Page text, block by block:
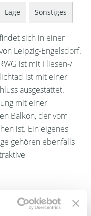
Lage Sonstiges
sich in einer
Leipzig-Engelsdorf.
ist mit Fliesen-/
ist mit einer
ausgestattet.
mit einer
Balkon, der vom
ist. Ein eigenes
gehören ebenfalls